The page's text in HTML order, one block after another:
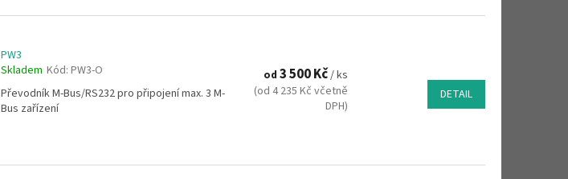
PW3
Skladem Kód: PW3-O
Převodník M-Bus/RS232 pro připojení max. 3 M-
Bus zařízení
od 3 500 Kč/ ks
(od 4 235 Kč včetně
DPH)
DETAIL